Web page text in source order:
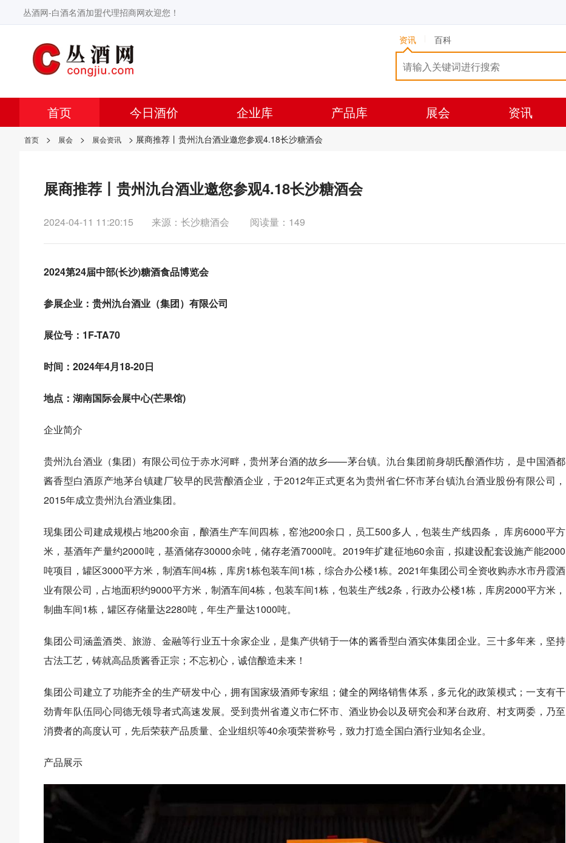
丛酒网-白酒名酒加盟代理招商网欢迎您！
资讯 百科
首页 今日酒价 企业库 产品库 展会 资讯
首页 > 展会 > 展会资讯 > 展商推荐丨贵州氿台酒业邀您参观4.18长沙糖酒会
展商推荐丨贵州氿台酒业邀您参观4.18长沙糖酒会
2024-04-11 11:20:15 来源：长沙糖酒会 阅读量：149
2024第24届中部(长沙)糖酒食品博览会
参展企业：贵州氿台酒业（集团）有限公司
展位号：1F-TA70
时间：2024年4月18-20日
地点：湖南国际会展中心(芒果馆)
企业简介
贵州氿台酒业（集团）有限公司位于赤水河畔，贵州茅台酒的故乡——茅台镇。氿台集团前身胡氏酿酒作坊， 是中国酒都
酱香型白酒原产地茅台镇建厂较早的民营酿酒企业，于2012年正式更名为贵州省仁怀市茅台镇氿台酒业股份有限公司，
2015年成立贵州氿台酒业集团。
现集团公司建成规模占地200余亩，酿酒生产车间四栋，窑池200余口，员工500多人，包装生产线四条， 库房6000平方
米，基酒年产量约2000吨，基酒储存30000余吨，储存老酒7000吨。2019年扩建征地60余亩，拟建设配套设施产能2000
吨项目，罐区3000平方米，制酒车间4栋，库房1栋包装车间1栋，综合办公楼1栋。2021年集团公司全资收购赤水市丹霞酒
业有限公司，占地面积约9000平方米，制酒车间4栋，包装车间1栋，包装生产线2条，行政办公楼1栋，库房2000平方米，
制曲车间1栋，罐区存储量达2280吨，年生产量达1000吨。
集团公司涵盖酒类、旅游、金融等行业五十余家企业，是集产供销于一体的酱香型白酒实体集团企业。三十多年来，坚持
古法工艺，铸就高品质酱香正宗；不忘初心，诚信酿造未来！
集团公司建立了功能齐全的生产研发中心，拥有国家级酒师专家组；健全的网络销售体系，多元化的政策模式；一支有干
劲青年队伍同心同德无领导者式高速发展。受到贵州省遵义市仁怀市、酒业协会以及研究会和茅台政府、村支两委，乃至
消费者的高度认可，先后荣获产品质量、企业组织等40余项荣誉称号，致力打造全国白酒行业知名企业。
产品展示